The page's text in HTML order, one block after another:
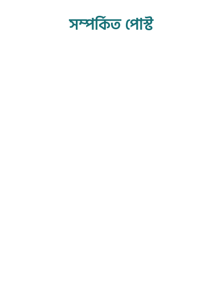
সম্পর্কিত পোস্ট